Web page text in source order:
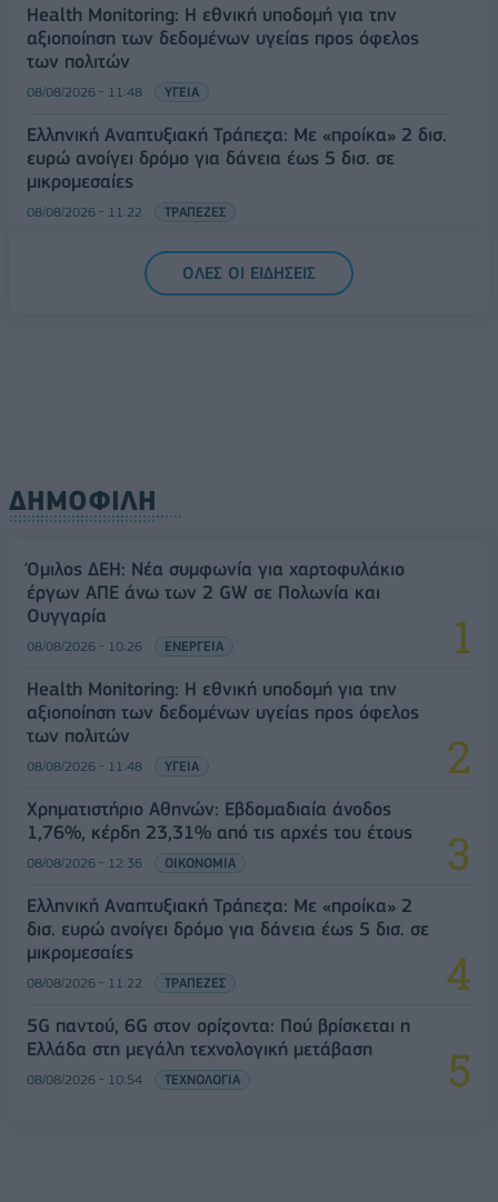
Health Monitoring: Η εθνική υποδομή για την
αξιοποίηση των δεδομένων υγείας προς όφελος
των πολιτών
08/08/2026 - 11:48 ΥΓΕΙΑ
Ελληνική Αναπτυξιακή Τράπεζα: Με «προίκα» 2 δισ.
ευρώ ανοίγει δρόμο για δάνεια έως 5 δισ. σε
μικρομεσαίες
08/08/2026 - 11:22 ΤΡΑΠΕΖΕΣ
5G παντού, 6G στον ορίζοντα: Πού βρίσκεται η
Ελλάδα στη μεγάλη τεχνολογική μετάβαση
ΟΛΕΣ ΟΙ ΕΙΔΗΣΕΙΣ
ΔΗΜΟΦΙΛΗ
Όμιλος ΔΕΗ: Νέα συμφωνία για χαρτοφυλάκιο
έργων ΑΠΕ άνω των 2 GW σε Πολωνία και
Ουγγαρία
08/08/2026 - 10:26 ΕΝΕΡΓΕΙΑ
Health Monitoring: Η εθνική υποδομή για την
αξιοποίηση των δεδομένων υγείας προς όφελος
των πολιτών
08/08/2026 - 11:48 ΥΓΕΙΑ
Χρηματιστήριο Αθηνών: Εβδομαδιαία άνοδος
1,76%, κέρδη 23,31% από τις αρχές του έτους
08/08/2026 - 12:36 ΟΙΚΟΝΟΜΙΑ
Ελληνική Αναπτυξιακή Τράπεζα: Με «προίκα» 2
δισ. ευρώ ανοίγει δρόμο για δάνεια έως 5 δισ. σε
μικρομεσαίες
08/08/2026 - 11:22 ΤΡΑΠΕΖΕΣ
5G παντού, 6G στον ορίζοντα: Πού βρίσκεται η
Ελλάδα στη μεγάλη τεχνολογική μετάβαση
08/08/2026 - 10:54 ΤΕΧΝΟΛΟΓΙΑ